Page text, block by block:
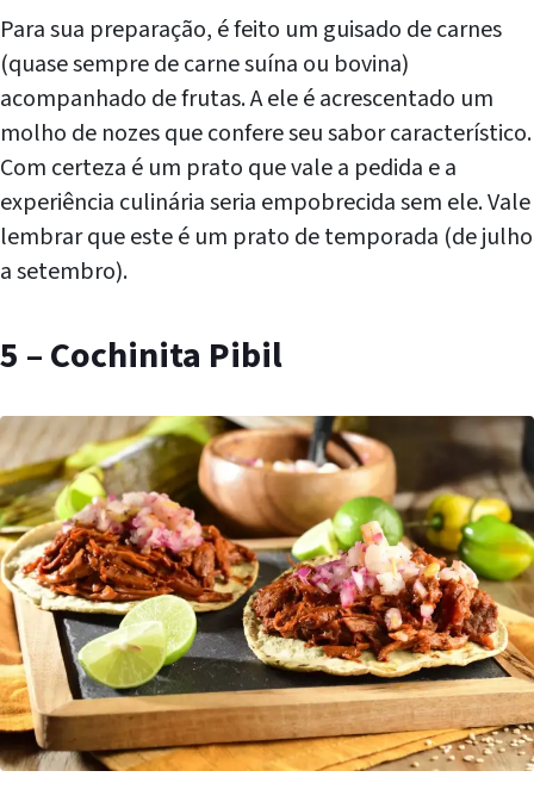
Para sua preparação, é feito um guisado de carnes
(quase sempre de carne suína ou bovina)
acompanhado de frutas. A ele é acrescentado um
molho de nozes que confere seu sabor característico.
Com certeza é um prato que vale a pedida e a
experiência culinária seria empobrecida sem ele. Vale
lembrar que este é um prato de temporada (de julho
a setembro).
5 – Cochinita Pibil